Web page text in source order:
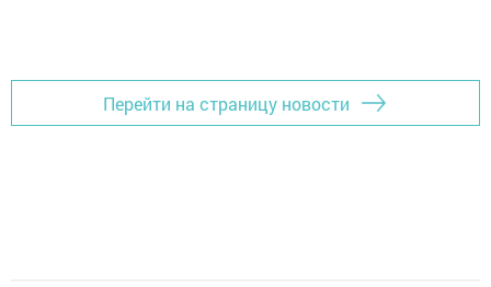
Перейти на страницу новости